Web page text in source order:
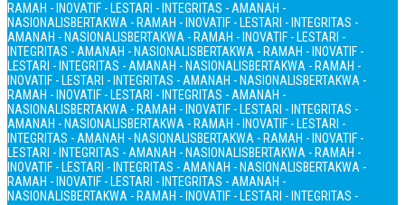
RAMAH - INOVATIF - LESTARI - INTEGRITAS - AMANAH -
NASIONALISBERTAKWA - RAMAH - INOVATIF - LESTARI - INTEGRITAS -
AMANAH - NASIONALISBERTAKWA - RAMAH - INOVATIF - LESTARI -
INTEGRITAS - AMANAH - NASIONALISBERTAKWA - RAMAH - INOVATIF -
LESTARI - INTEGRITAS - AMANAH - NASIONALISBERTAKWA - RAMAH -
INOVATIF - LESTARI - INTEGRITAS - AMANAH - NASIONALISBERTAKWA -
RAMAH - INOVATIF - LESTARI - INTEGRITAS - AMANAH -
NASIONALISBERTAKWA - RAMAH - INOVATIF - LESTARI - INTEGRITAS -
AMANAH - NASIONALISBERTAKWA - RAMAH - INOVATIF - LESTARI -
INTEGRITAS - AMANAH - NASIONALISBERTAKWA - RAMAH - INOVATIF -
LESTARI - INTEGRITAS - AMANAH - NASIONALISBERTAKWA - RAMAH -
INOVATIF - LESTARI - INTEGRITAS - AMANAH - NASIONALISBERTAKWA -
RAMAH - INOVATIF - LESTARI - INTEGRITAS - AMANAH -
NASIONALISBERTAKWA - RAMAH - INOVATIF - LESTARI - INTEGRITAS -